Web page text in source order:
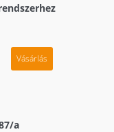
Vásárlás
a